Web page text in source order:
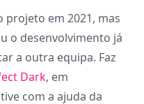
projeto em 2021, mas
o desenvolvimento já
a outra equipa. Faz
Dark, em
com a ajuda da